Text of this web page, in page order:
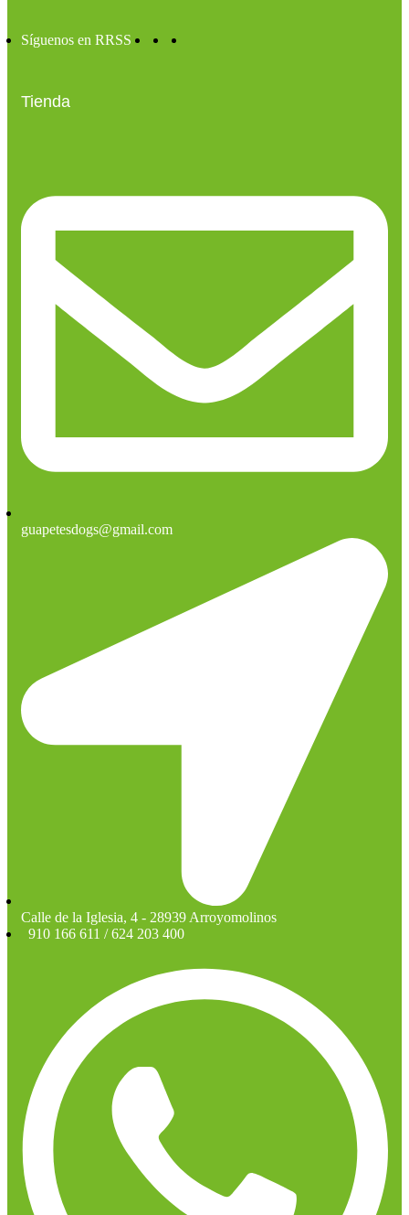
Síguenos en RRSS
Tienda
guapetesdogs@gmail.com
Calle de la Iglesia, 4 - 28939 Arroyomolinos
910 166 611 / 624 203 400